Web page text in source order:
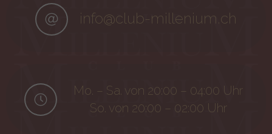
info@club-millenium.ch
Mo. – Sa. von 20:00 – 04:00 Uhr
So. von 20:00 – 02:00 Uhr